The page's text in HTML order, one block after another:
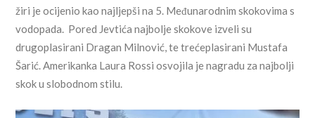
žiri je ocijenio kao najljepši na 5. Međunarodnim skokovima s
vodopada. Pored Jevtića najbolje skokove izveli su
drugoplasirani Dragan Milnović, te trećeplasirani Mustafa
Šarić. Amerikanka Laura Rossi osvojila je nagradu za najbolji
skok u slobodnom stilu.